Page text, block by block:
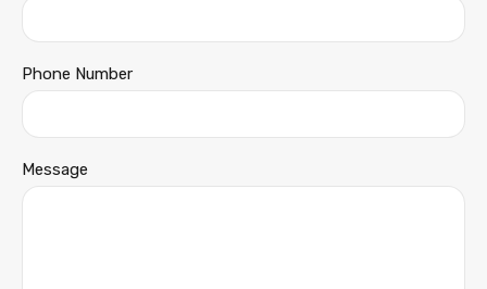
Phone Number
Message